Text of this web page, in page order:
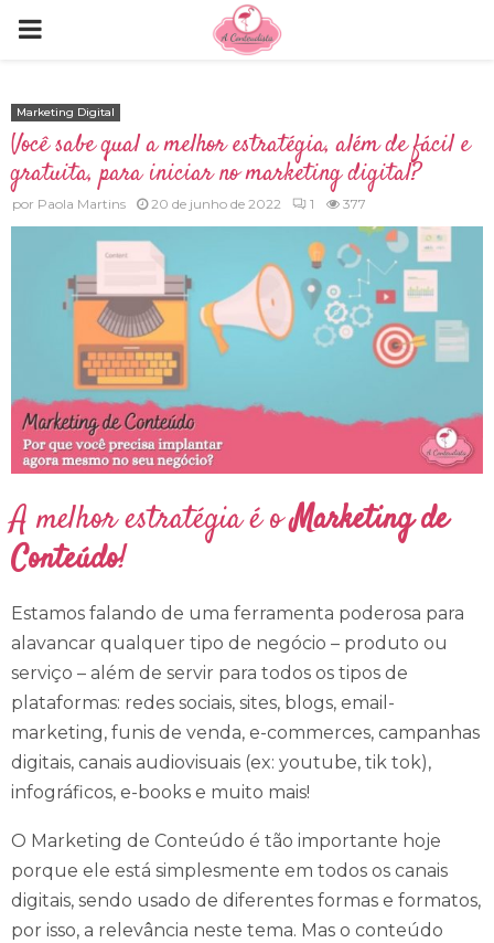
P
I
M
M
E
N
U
Marketing Digital
Você sabe qual a melhor estratégia, além de fácil e
gratuita, para iniciar no marketing digital?
por Paola Martins 20 de junho de 2022 1 377
A melhor estratégia é oMarketing de
Conteúdo!
Estamos falando de uma ferramenta poderosa para
alavancar qualquer tipo de negócio – produto ou
serviço – além de servir para todos os tipos de
plataformas: redes sociais, sites, blogs, email-
marketing, funis de venda, e-commerces, campanhas
digitais, canais audiovisuais (ex: youtube, tik tok),
infográficos, e-books e muito mais!
O Marketing de Conteúdo é tão importante hoje
porque ele está simplesmente em todos os canais
digitais, sendo usado de diferentes formas e formatos,
por isso, a relevância neste tema. Mas o conteúdo